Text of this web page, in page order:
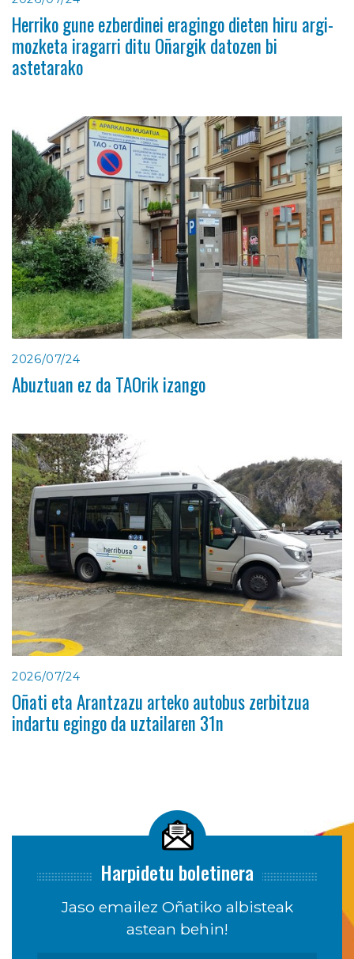
Herriko gune ezberdinei eragingo dieten hiru argi-
mozketa iragarri ditu Oñargik datozen bi
astetarako
2026/07/24
Abuztuan ez da TAOrik izango
2026/07/24
Oñati eta Arantzazu arteko autobus zerbitzua
indartu egingo da uztailaren 31n
Harpidetu boletinera
Jaso emailez Oñatiko albisteak
astean behin!